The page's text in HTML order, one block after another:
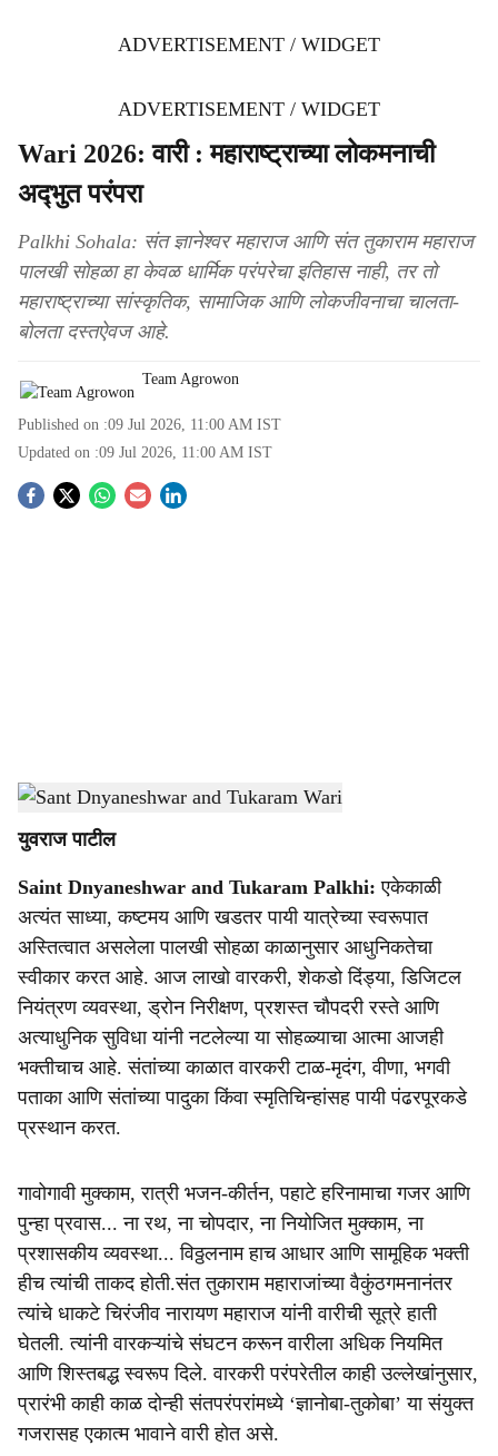
ADVERTISEMENT / WIDGET
ADVERTISEMENT / WIDGET
Wari 2026: वारी : महाराष्ट्राच्या लोकमनाची
अद्‍भुत परंपरा
Palkhi Sohala: संत ज्ञानेश्वर महाराज आणि संत तुकाराम महाराज
पालखी सोहळा हा केवळ धार्मिक परंपरेचा इतिहास नाही, तर तो
महाराष्ट्राच्या सांस्कृतिक, सामाजिक आणि लोकजीवनाचा चालता-
बोलता दस्तऐवज आहे.
Team Agrowon
Published on :09 Jul 2026, 11:00 AM IST
Updated on :09 Jul 2026, 11:00 AM IST
S
a
r
e
Ashadhi Wari pilgrimage in Maharashtra -Agrowon
युवराज पाटील
Saint Dnyaneshwar and Tukaram Palkhi:एकेकाळी
अत्यंत साध्या, कष्टमय आणि खडतर पायी यात्रेच्या स्वरूपात
अस्तित्वात असलेला पालखी सोहळा काळानुसार आधुनिकतेचा
स्वीकार करत आहे. आज लाखो वारकरी, शेकडो दिंड्या, डिजिटल
नियंत्रण व्यवस्था, ड्रोन निरीक्षण, प्रशस्त चौपदरी रस्ते आणि
अत्याधुनिक सुविधा यांनी नटलेल्या या सोहळ्याचा आत्मा आजही
भक्तीचाच आहे. संतांच्या काळात वारकरी टाळ-मृदंग, वीणा, भगवी
पताका आणि संतांच्या पादुका किंवा स्मृतिचिन्हांसह पायी पंढरपूरकडे
प्रस्थान करत.
गावोगावी मुक्काम, रात्री भजन-कीर्तन, पहाटे हरिनामाचा गजर आणि
पुन्हा प्रवास... ना रथ, ना चोपदार, ना नियोजित मुक्काम, ना
प्रशासकीय व्यवस्था... विठ्ठलनाम हाच आधार आणि सामूहिक भक्ती
हीच त्यांची ताकद होती.संत तुकाराम महाराजांच्या वैकुंठगमनानंतर
त्यांचे धाकटे चिरंजीव नारायण महाराज यांनी वारीची सूत्रे हाती
घेतली. त्यांनी वारकऱ्यांचे संघटन करून वारीला अधिक नियमित
आणि शिस्तबद्ध स्वरूप दिले. वारकरी परंपरेतील काही उल्लेखांनुसार,
प्रारंभी काही काळ दोन्ही संतपरंपरांमध्ये ‘ज्ञानोबा-तुकोबा’ या संयुक्त
गजरासह एकात्म भावाने वारी होत असे.